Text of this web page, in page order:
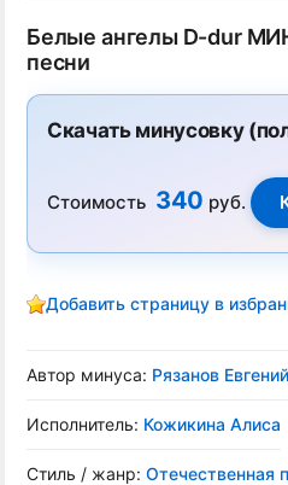
Белые ангелы D-dur
песни
Скачать минусовку
Стоимость 340 руб.
Добавить страницу в
Автор минуса: Рязанов Евгений
Исполнитель: Кожикина Алиса
Стиль / жанр: Отечественная